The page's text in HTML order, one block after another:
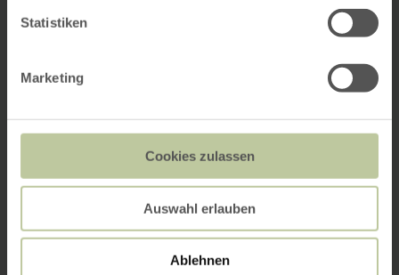
Statistiken
Marketing
Cookies zulassen
Auswahl erlauben
Ablehnen